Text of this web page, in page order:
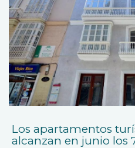
Los apartamentos
alcanzan en junio los